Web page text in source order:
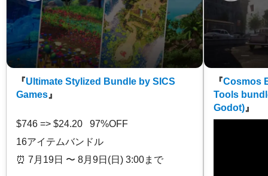
『Ultimate Stylized Bundle by SICS
Games』
$746 => $24.20 97%OFF
16アイテムバンドル
⏰️ 7月19日 〜 8月9日(日) 3:00まで
『Cosmos
Tools
Godot)』